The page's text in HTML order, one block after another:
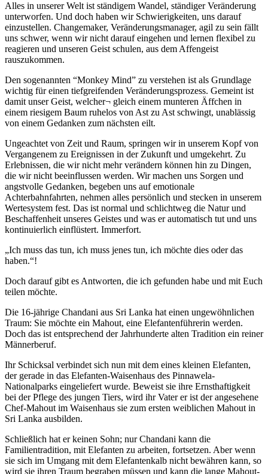
Alles in unserer Welt ist ständigem Wandel, ständiger Veränderung
unterworfen. Und doch haben wir Schwierigkeiten, uns darauf
einzustellen. Changemaker, Veränderungsmanager, agil zu sein fällt
uns schwer, wenn wir nicht darauf eingehen und lernen flexibel zu
reagieren und unseren Geist schulen, aus dem Affengeist
rauszukommen.
Den sogenannten “Monkey Mind” zu verstehen ist als Grundlage
wichtig für einen tiefgreifenden Veränderungsprozess. Gemeint ist
damit unser Geist, welcher¬ gleich einem munteren Äffchen in
einem riesigem Baum ruhelos von Ast zu Ast schwingt, unablässig
von einem Gedanken zum nächsten eilt.
Ungeachtet von Zeit und Raum, springen wir in unserem Kopf von
Vergangenem zu Ereignissen in der Zukunft und umgekehrt. Zu
Erlebnissen, die wir nicht mehr verändern können hin zu Dingen,
die wir nicht beeinflussen werden. Wir machen uns Sorgen und
angstvolle Gedanken, begeben uns auf emotionale
Achterbahnfahrten, nehmen alles persönlich und stecken in unserem
Wertesystem fest. Das ist normal und schlichtweg die Natur und
Beschaffenheit unseres Geistes und was er automatisch tut und uns
kontinuierlich einflüstert. Immerfort.
„Ich muss das tun, ich muss jenes tun, ich möchte dies oder das
haben.“!
Doch darauf gibt es Antworten, die ich gefunden habe und mit Euch
teilen möchte.
Die 16-jährige Chandani aus Sri Lanka hat einen ungewöhnlichen
Traum: Sie möchte ein Mahout, eine Elefantenführerin werden.
Doch das ist entsprechend der Jahrhunderte alten Tradition ein reiner
Männerberuf.
Ihr Schicksal verbindet sich nun mit dem eines kleinen Elefanten,
der gerade in das Elefanten-Waisenhaus des Pinnawela-
Nationalparks eingeliefert wurde. Beweist sie ihre Ernsthaftigkeit
bei der Pflege des jungen Tiers, wird ihr Vater er ist der angesehene
Chef-Mahout im Waisenhaus sie zum ersten weiblichen Mahout in
Sri Lanka ausbilden.
Schließlich hat er keinen Sohn; nur Chandani kann die
Familientradition, mit Elefanten zu arbeiten, fortsetzen. Aber wenn
sie sich im Umgang mit dem Elefantenkalb nicht bewähren kann, so
wird sie ihren Traum begraben müssen und kann die lange Mahout-